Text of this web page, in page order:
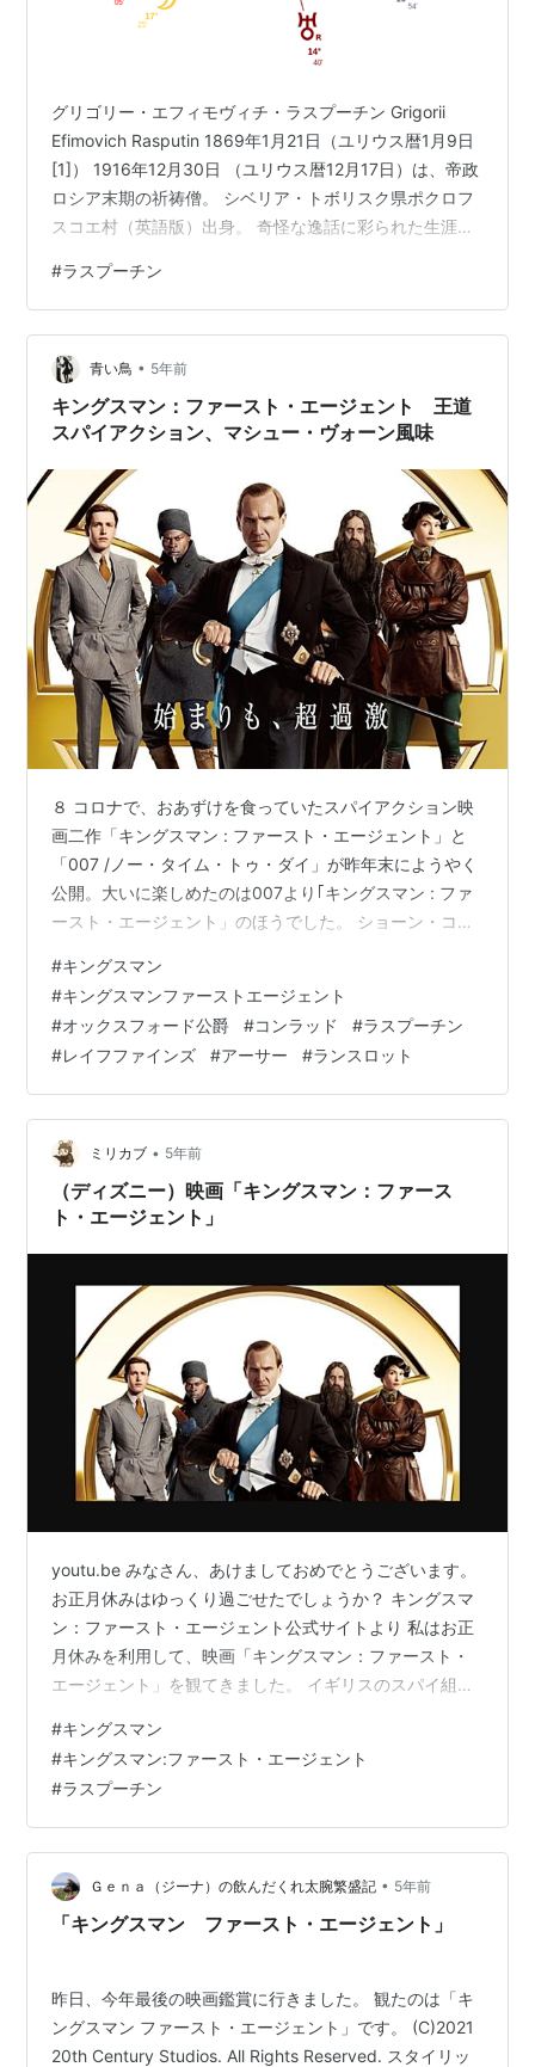
グリゴリー・エフィモヴィチ・ラスプーチン Grigorii
Efimovich Rasputin 1869年1月21日（ユリウス暦1月9日
[1]） 1916年12月30日 （ユリウス暦12月17日）は、帝政
ロシア末期の祈祷僧。 シベリア・トボリスク県ポクロフ
スコエ村（英語版）出身。 奇怪な逸話に彩られた生涯、
国崩壊の一因をつくり、歴史的な人物評は極めて低い反
面、その特異なキャラクターから映画や小説など大衆向
けフィクションの悪役として非常に人気が高く、彼を題
材にした多くの通俗小説や映画が製作されている。 影響
力大 みずがめ座太陽、水星 おうし座月…
#ラスプーチン
青い鳥 • 5年前
キングスマン：ファースト・エージェント 王道
スパイアクション、マシュー・ヴォーン風味
８ コロナで、おあずけを食っていたスパイアクション映
画二作「キングスマン : ファースト・エージェント」と
「007 /ノー・タイム・トゥ・ダイ」が昨年末にようやく
公開。大いに楽しめたのは007より｢キングスマン : ファ
ースト・エージェント」のほうでした。 ショーン・コネ
生としては、過去の恋に悩むボンドなど見たくはないの
ですよ。美女をはべらせてシャンパン！なんてのがイマ
ドキじゃないのはわかるけど・・・ さてその｢キングスマ
ン : ファースト・エージェント」 見どころその一、 なん
といっても怪僧ラスプーチンとオックスフォード公爵の
壮絶バトル。…
#キングスマン
#キングスマンファーストエージェント
#オックスフォード公爵 #コンラッド #ラスプーチン
#レイフファインズ #アーサー #ランスロット
ミリカブ • 5年前
（ディズニー）映画「キングスマン：ファース
ト・エージェント」
youtu.be みなさん、あけましておめでとうございます。
お正月休みはゆっくり過ごせたでしょうか？ キングスマ
ン：ファースト・エージェント公式サイトより 私はお正
月休みを利用して、映画「キングスマン：ファースト・
エージェント」を観てきました。 イギリスのスパイ組織
の「キングスマン」と2017年公開の「キングスマン：ゴ
ールデン・サークル」の舞台は現代でしたが、この3作目
の「キングスマン：ファースト・エージェント」は第1次
世界大戦勃発の1914年を舞台にしています。 この映画は
≪PG12≫年齢に関係なくどなたでもご覧いただけます。
12歳未…
#キングスマン
#キングスマン:ファースト・エージェント
#ラスプーチン
Ｇｅｎａ（ジーナ）の飲んだくれ太腕繁盛記 • 5年前
「キングスマン ファースト・エージェント」
昨日、今年最後の映画鑑賞に行きました。 観たのは「キ
ングスマン ファースト・エージェント」です。 (C)2021
20th Century Studios. All Rights Reserved. スタイリッ